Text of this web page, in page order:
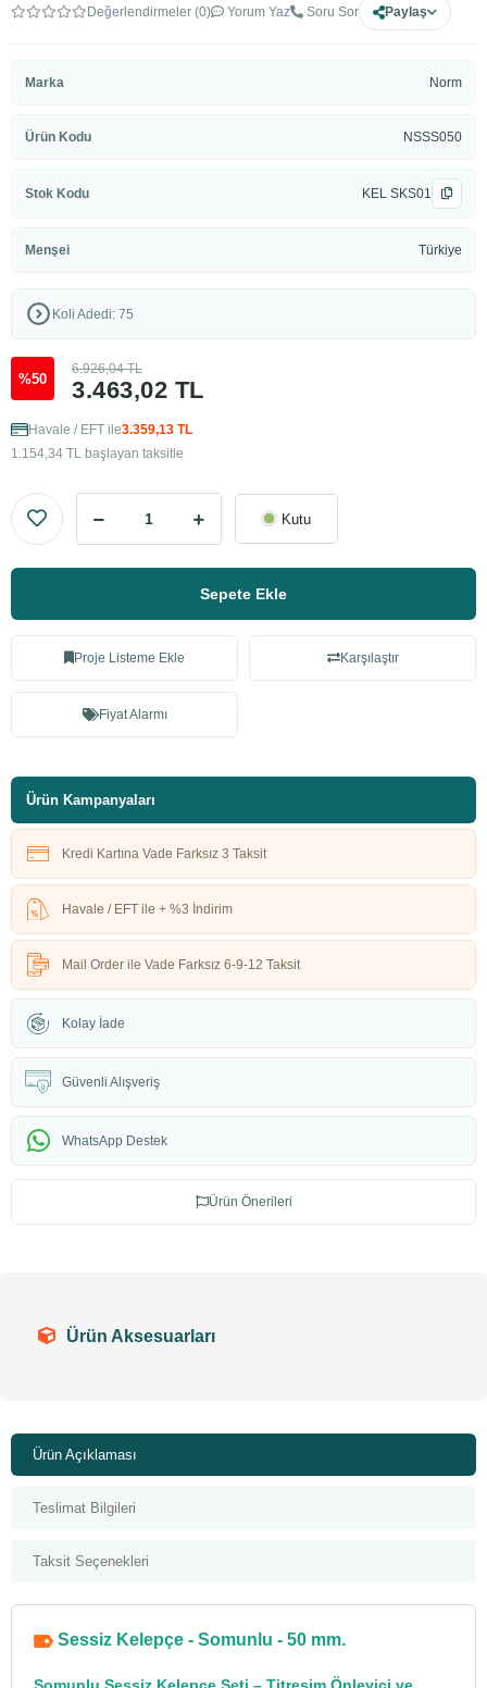
Değerlendirmeler (0) Yorum Yaz Soru Sor Paylaş
Marka Norm
Ürün Kodu NSSS050
Stok Kodu KEL SKS01
Menşei Türkiye
Koli Adedi: 75
%50 3.463,02 TL
6.926,04 TL
Havale / EFT ile3.359,13 TL
1.154,34 TL başlayan taksitle
Kutu
Sepete Ekle
Proje Listeme Ekle Karşılaştır
Fiyat Alarmı
Ürün Kampanyaları
Kredi Kartına Vade Farksız 3 Taksit
Havale / EFT ile + %3 İndirim
Mail Order ile Vade Farksız 6-9-12 Taksit
Kolay İade
Güvenli Alışveriş
WhatsApp Destek
Ürün Önerileri
Ürün Aksesuarları
Ürün Açıklaması
Teslimat Bilgileri
Taksit Seçenekleri
Sessiz Kelepçe - Somunlu - 50 mm.